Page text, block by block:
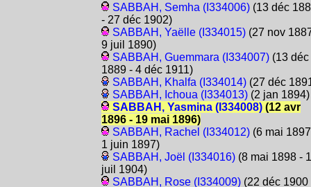
SABBAH, Semha (I334006)(13 déc
- 27 déc 1902)
SABBAH, Yaëlle (I334015)(27 nov
9 juil 1890)
SABBAH, Guemmara (I334007)(13 déc
1889 - 4 déc 1911)
SABBAH, Khalfa (I334014)(27 déc
SABBAH, Ichoua (I334013)(2 jan 1894)
SABBAH, Yasmina (I334008)(12 avr
1896 - 19 mai 1896)
SABBAH, Rachel (I334012)(6 mai
1 juin 1897)
SABBAH, Joël (I334016)(8 mai 1898 -
juil 1904)
SABBAH, Rose (I334009)(22 déc 1900